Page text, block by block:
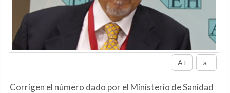
A+ a-
Corrigen el número dado por el Ministerio de Sanidad